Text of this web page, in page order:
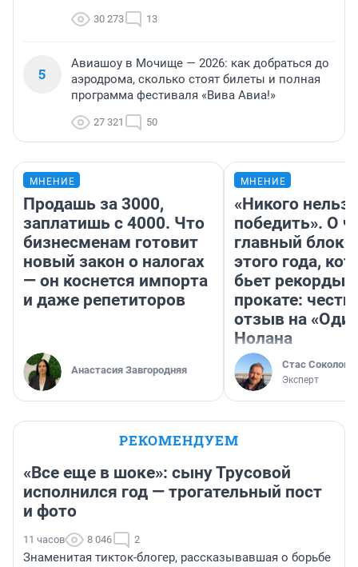
30 273 13
5
Авиашоу в Мочище — 2026: как добраться до
аэродрома, сколько стоят билеты и полная
программа фестиваля «Вива Авиа!»
27 321 50
МНЕНИЕ
Продашь за 3000,
заплатишь с 4000. Что
бизнесменам готовит
новый закон о налогах
— он коснется импорта
и даже репетиторов
Анастасия Завгородняя
МНЕНИЕ
«Никого нельзя
победить». О
главный
этого года,
бьет рекорды в
прокате:
отзыв на
Нолана
Стас Соколов
Эксперт
РЕКОМЕНДУЕМ
«Все еще в шоке»: сыну Трусовой
исполнился год — трогательный пост
и фото
11 часов 8 046 2
Знаменитая тикток-блогер, рассказывавшая о борьбе